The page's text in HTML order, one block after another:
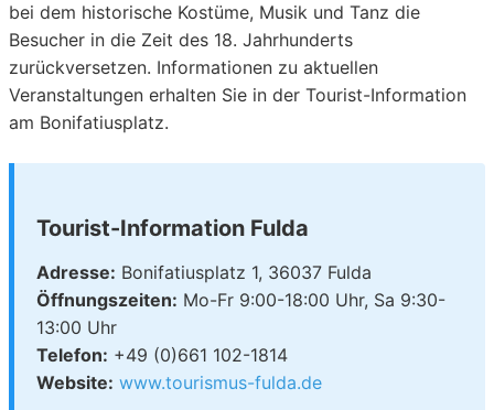
bei dem historische Kostüme, Musik und Tanz die
Besucher in die Zeit des 18. Jahrhunderts
zurückversetzen. Informationen zu aktuellen
Veranstaltungen erhalten Sie in der Tourist-Information
am Bonifatiusplatz.
Tourist-Information Fulda
Adresse: Bonifatiusplatz 1, 36037 Fulda
Öffnungszeiten: Mo-Fr 9:00-18:00 Uhr, Sa 9:30-
13:00 Uhr
Telefon: +49 (0)661 102-1814
Website: www.tourismus-fulda.de